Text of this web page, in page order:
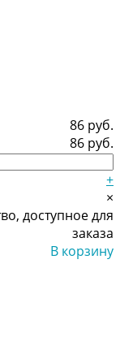
86 руб.
86 руб.
+
×
доступное для
заказа
В корзину